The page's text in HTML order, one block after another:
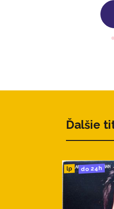
●
Ďalšie
lp do 24h